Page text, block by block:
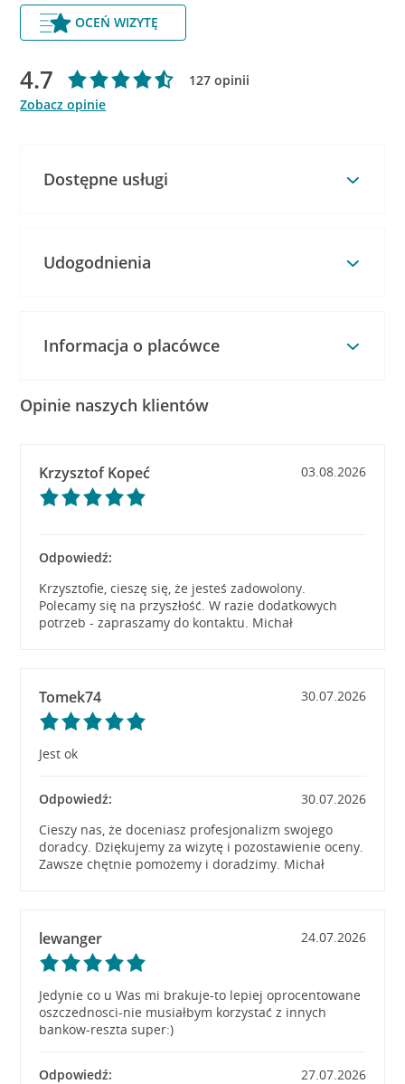
OCEŃ WIZYTĘ
4.7
127 opinii
Zobacz opinie
Dostępne usługi
Udogodnienia
Informacja o placówce
Opinie naszych klientów
Krzysztof Kopeć 03.08.2026
Odpowiedź:
Krzysztofie, cieszę się, że jesteś zadowolony.
Polecamy się na przyszłość. W razie dodatkowych
potrzeb - zapraszamy do kontaktu. Michał
Tomek74 30.07.2026
Jest ok
Odpowiedź:
30.07.2026
Cieszy nas, że doceniasz profesjonalizm swojego
doradcy. Dziękujemy za wizytę i pozostawienie oceny.
Zawsze chętnie pomożemy i doradzimy. Michał
lewanger 24.07.2026
Jedynie co u Was mi brakuje-to lepiej oprocentowane
oszczednosci-nie musiałbym korzystać z innych
bankow-reszta super:)
Odpowiedź:
27.07.2026